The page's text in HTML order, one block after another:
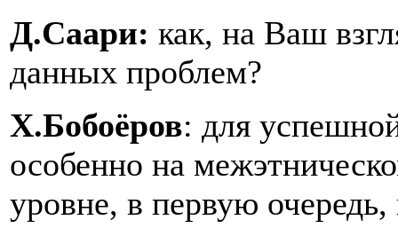
Д.Саари: как, на Ваш
данных проблем?
Х.Бобоёров: для
особенно на
уровне, в первую